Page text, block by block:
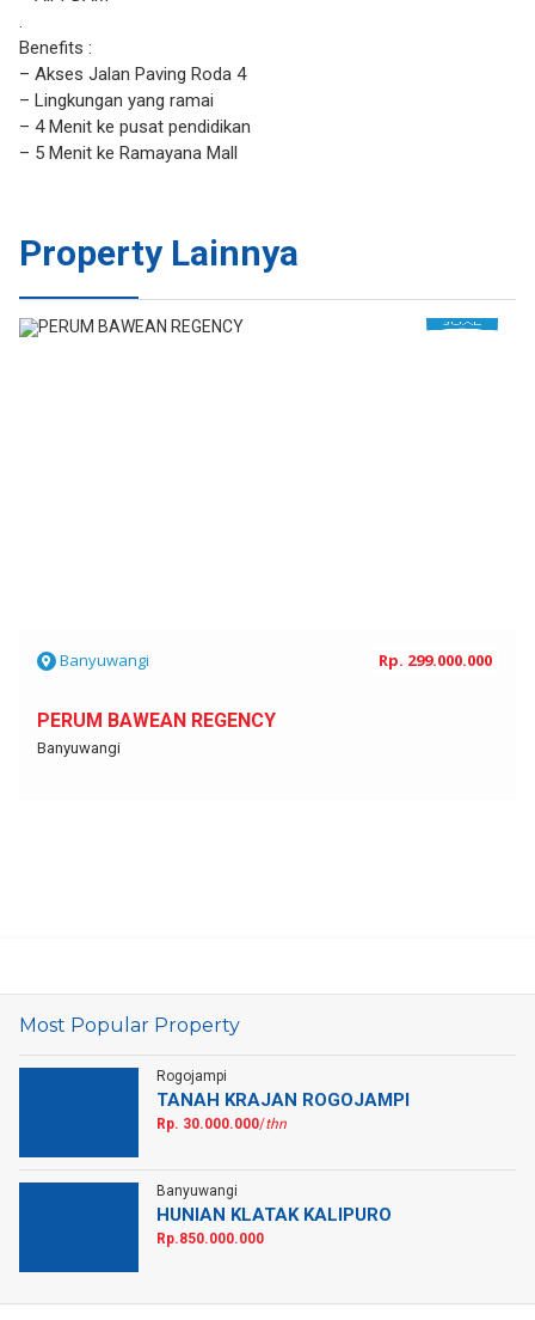
.
Benefits :
– Akses Jalan Paving Roda 4
– Lingkungan yang ramai
– 4 Menit ke pusat pendidikan
– 5 Menit ke Ramayana Mall
Property Lainnya
JUAL
Banyuwangi Rp. 299.000.000
PERUM BAWEAN REGENCY
Banyuwangi
Most Popular Property
Rogojampi
TANAH KRAJAN ROGOJAMPI
Rp. 30.000.000/thn
Banyuwangi
HUNIAN KLATAK KALIPURO
Rp.850.000.000